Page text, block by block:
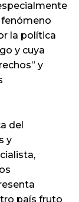
la política
y cuya
y
del
y
país fruto